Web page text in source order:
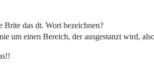
Brite das dt. Wort bezeichnen?
um einen Bereich, der ausgestanzt wird,